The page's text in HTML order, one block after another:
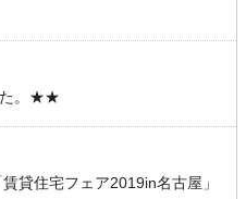
た。★★
貸住宅フェア2019in名古屋」